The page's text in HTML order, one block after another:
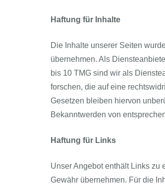
Haftung für Inhalte
Die Inhalte unserer Seiten
übernehmen. Als
bis 10 TMG sind wir als
forschen, die auf eine
Gesetzen bleiben hiervon
Bekanntwerden von
Haftung für Links
Unser Angebot enthält Links zu
Gewähr übernehmen. Für die